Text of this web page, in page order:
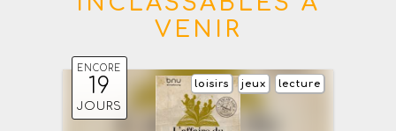
VENIR
ENCORE
19
JOURS
lecture
jeux
loisirs